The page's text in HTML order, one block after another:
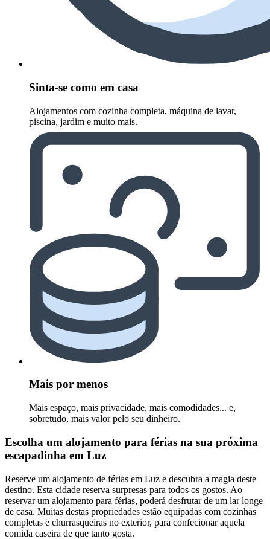
Sinta-se como em casa
Alojamentos com cozinha completa, máquina de lavar,
piscina, jardim e muito mais.
Mais por menos
Mais espaço, mais privacidade, mais comodidades... e,
sobretudo, mais valor pelo seu dinheiro.
Escolha um alojamento para férias na sua próxima
escapadinha em Luz
Reserve um alojamento de férias em Luz e descubra a magia deste
destino. Esta cidade reserva surpresas para todos os gostos. Ao
reservar um alojamento para férias, poderá desfrutar de um lar longe
de casa. Muitas destas propriedades estão equipadas com cozinhas
completas e churrasqueiras no exterior, para confecionar aquela
comida caseira de que tanto gosta.